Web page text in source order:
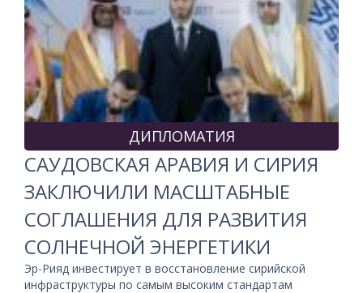
ДИПЛОМАТИЯ
САУДОВСКАЯ АРАВИЯ И СИРИЯ
ЗАКЛЮЧИЛИ МАСШТАБНЫЕ
СОГЛАШЕНИЯ ДЛЯ РАЗВИТИЯ
СОЛНЕЧНОЙ ЭНЕРГЕТИКИ
Эр-Рияд инвестирует в восстановление сирийской
инфраструктуры по самым высоким стандартам